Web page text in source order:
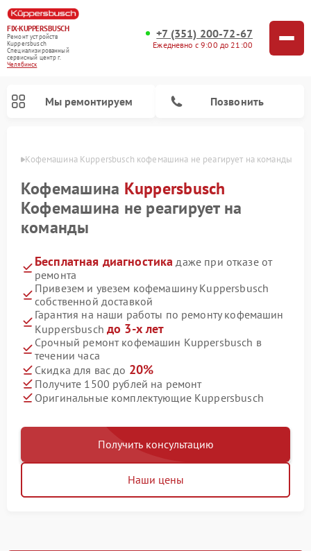
FIX-KUPPERSBUSCH
Ремонт устройств
Kuppersbusch
Специализированный
cервисный центр г.
Челябинск
+7 (351) 200-72-67
Ежедневно с 9:00 до 21:00
Мы ремонтируем Позвонить
Кофемашина Kuppersbusch кофемашина не реагирует на команды
Кофемашина Kuppersbusch
Кофемашина не реагирует на
команды
Бесплатная диагностика даже при отказе от
ремонта
Привезем и увезем кофемашину Kuppersbusch
собственной доставкой
Гарантия на наши работы по ремонту кофемашин
Kuppersbusch до 3-х лет
Срочный ремонт кофемашин Kuppersbusch в
течении часа
Скидка для вас до 20%
Получите 1500 рублей на ремонт
Оригинальные комплектующие Kuppersbusch
Получить консультацию
Наши цены